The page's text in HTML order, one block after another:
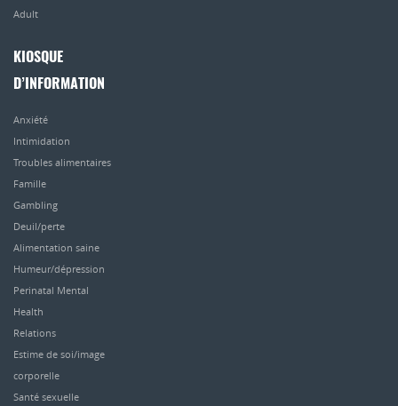
Adult
KIOSQUE
D’INFORMATION
Anxiété
Intimidation
Troubles alimentaires
Famille
Gambling
Deuil/perte
Alimentation saine
Humeur/dépression
Perinatal Mental
Health
Relations
Estime de soi/image
corporelle
Santé sexuelle